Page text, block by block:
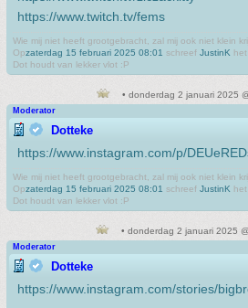
https://www.twitch.tv/fems
Wie mij niet heeft grootgebracht, zal mij ook niet klein
Opzaterdag 15 februari 2025 08:01 schreef JustinK
Dot houdt van lekker vlot :P
• donderdag 2 januari 2025
Moderator
Dotteke
https://www.instagram.com/p/
Wie mij niet heeft grootgebracht, zal mij ook niet klein
Opzaterdag 15 februari 2025 08:01 schreef JustinK
Dot houdt van lekker vlot :P
• donderdag 2 januari 2025
Moderator
Dotteke
https://www.instagram.com/stories/